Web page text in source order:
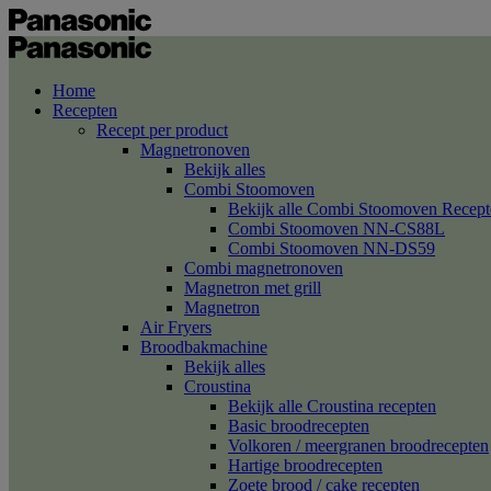
Home
Recepten
Recept per product
Magnetronoven
Bekijk alles
Combi Stoomoven
Bekijk alle Combi Stoomoven
Combi Stoomoven NN-CS88L
Combi Stoomoven NN-DS59
Combi magnetronoven
Magnetron met grill
Magnetron
Air Fryers
Broodbakmachine
Bekijk alles
Croustina
Bekijk alle Croustina recepten
Basic broodrecepten
Volkoren / meergranen broodrecepten
Hartige broodrecepten
Zoete brood / cake recepten